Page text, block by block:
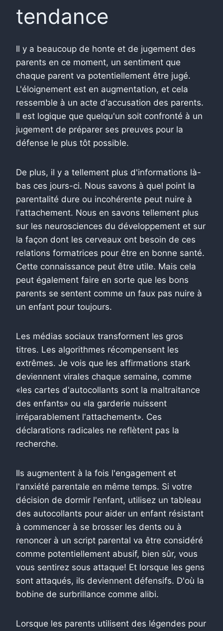
tendance
Il y a beaucoup de honte et de jugement des
parents en ce moment, un sentiment que
chaque parent va potentiellement être jugé.
L'éloignement est en augmentation, et cela
ressemble à un acte d'accusation des parents.
Il est logique que quelqu'un soit confronté à un
jugement de préparer ses preuves pour la
défense le plus tôt possible.
De plus, il y a tellement plus d'informations là-
bas ces jours-ci. Nous savons à quel point la
parentalité dure ou incohérente peut nuire à
l'attachement. Nous en savons tellement plus
sur les neurosciences du développement et sur
la façon dont les cerveaux ont besoin de ces
relations formatrices pour être en bonne santé.
Cette connaissance peut être utile. Mais cela
peut également faire en sorte que les bons
parents se sentent comme un faux pas nuire à
un enfant pour toujours.
Les médias sociaux transforment les gros
titres. Les algorithmes récompensent les
extrêmes. Je vois que les affirmations stark
deviennent virales chaque semaine, comme
«les cartes d'autocollants sont la maltraitance
des enfants» ou «la garderie nuissent
irréparablement l'attachement». Ces
déclarations radicales ne reflètent pas la
recherche.
Ils augmentent à la fois l'engagement et
l'anxiété parentale en même temps. Si votre
décision de dormir l'enfant, utilisez un tableau
des autocollants pour aider un enfant résistant
à commencer à se brosser les dents ou à
renoncer à un script parental va être considéré
comme potentiellement abusif, bien sûr, vous
vous sentirez sous attaque! Et lorsque les gens
sont attaqués, ils deviennent défensifs. D'où la
bobine de surbrillance comme alibi.
Lorsque les parents utilisent des légendes pour